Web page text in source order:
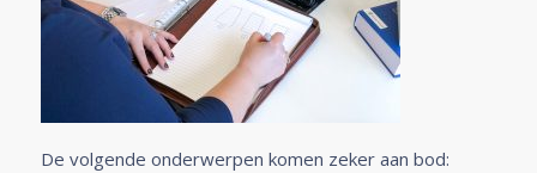
De volgende onderwerpen komen zeker aan bod: